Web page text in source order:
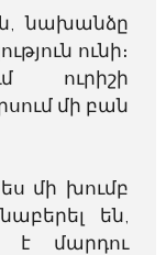
նախանձը
ունի։
ուրիշի
մի բան
մի խումբ
են,
է մարդու